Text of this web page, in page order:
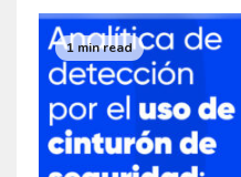
1 min read